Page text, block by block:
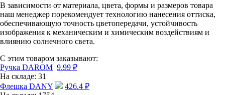
В зависимости от материала, цвета, формы и размеров товара
наш менеджер порекомендует технологию нанесения оттиска,
обеспечивающую точность цветопередачи, устойчивость
изображения к механическим и химическим воздействиям и
влиянию солнечного света.
С этим товаром заказывают:
Ручка DAROM 9.99 ₽
На складе: 31
Флешка DANY
426.4 ₽